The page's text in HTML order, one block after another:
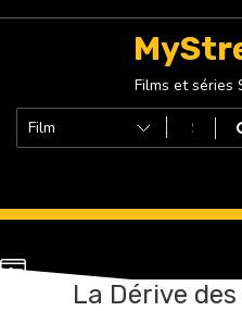
Films et séries
La Dérive